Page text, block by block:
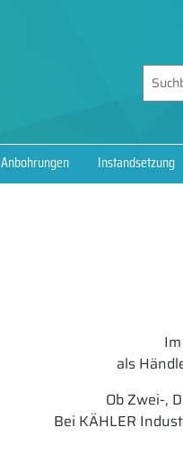
Anbohrungen Instandsetzung
als
Ob Zwei-,
Bei KÄHLER